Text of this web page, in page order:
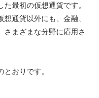
最初の仮想通貨です。
通貨以外にも、金融、
さまざまな分野に応用さ
おりです。